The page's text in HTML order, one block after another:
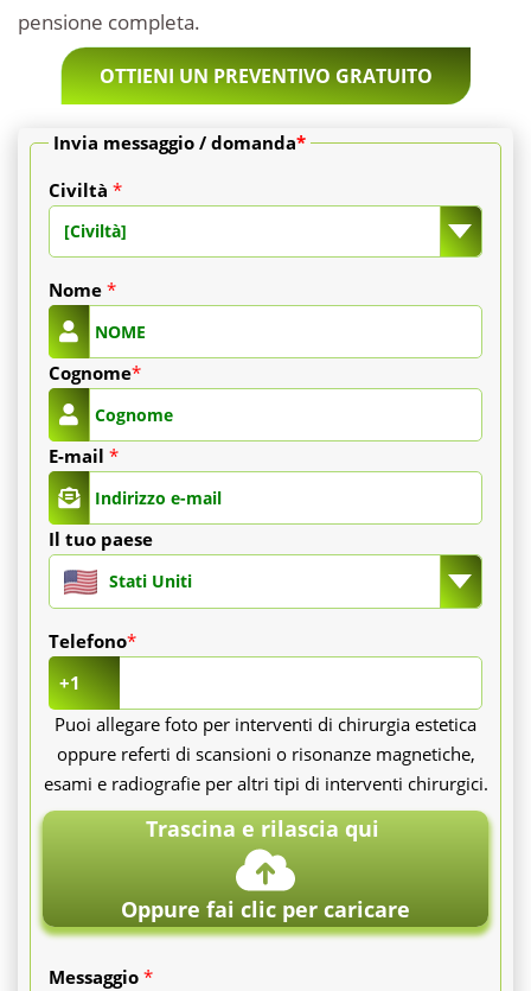
pensione completa.
OTTIENI UN PREVENTIVO GRATUITO
Invia messaggio / domanda*
Civiltà *
[Civiltà]
Nome *
Cognome*
E-mail *
Il tuo paese
Stati Uniti
Telefono*
+1
Puoi allegare foto per interventi di chirurgia estetica
oppure referti di scansioni o risonanze magnetiche,
esami e radiografie per altri tipi di interventi chirurgici.
Trascina e rilascia qui
Oppure fai clic per caricare
Messaggio *